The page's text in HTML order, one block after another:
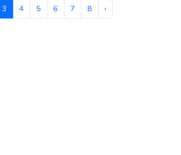
3 4 5 6 7 8 ›